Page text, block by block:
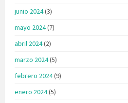
junio 2024(3)
mayo 2024(7)
abril 2024(2)
marzo 2024(5)
febrero 2024(9)
enero 2024(5)